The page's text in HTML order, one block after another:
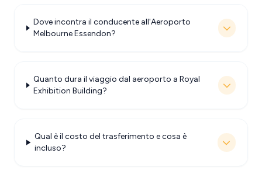
Dove incontra il conducente all'Aeroporto
Melbourne Essendon?
Quanto dura il viaggio dal aeroporto a Royal
Exhibition Building?
Qual è il costo del trasferimento e cosa è
incluso?